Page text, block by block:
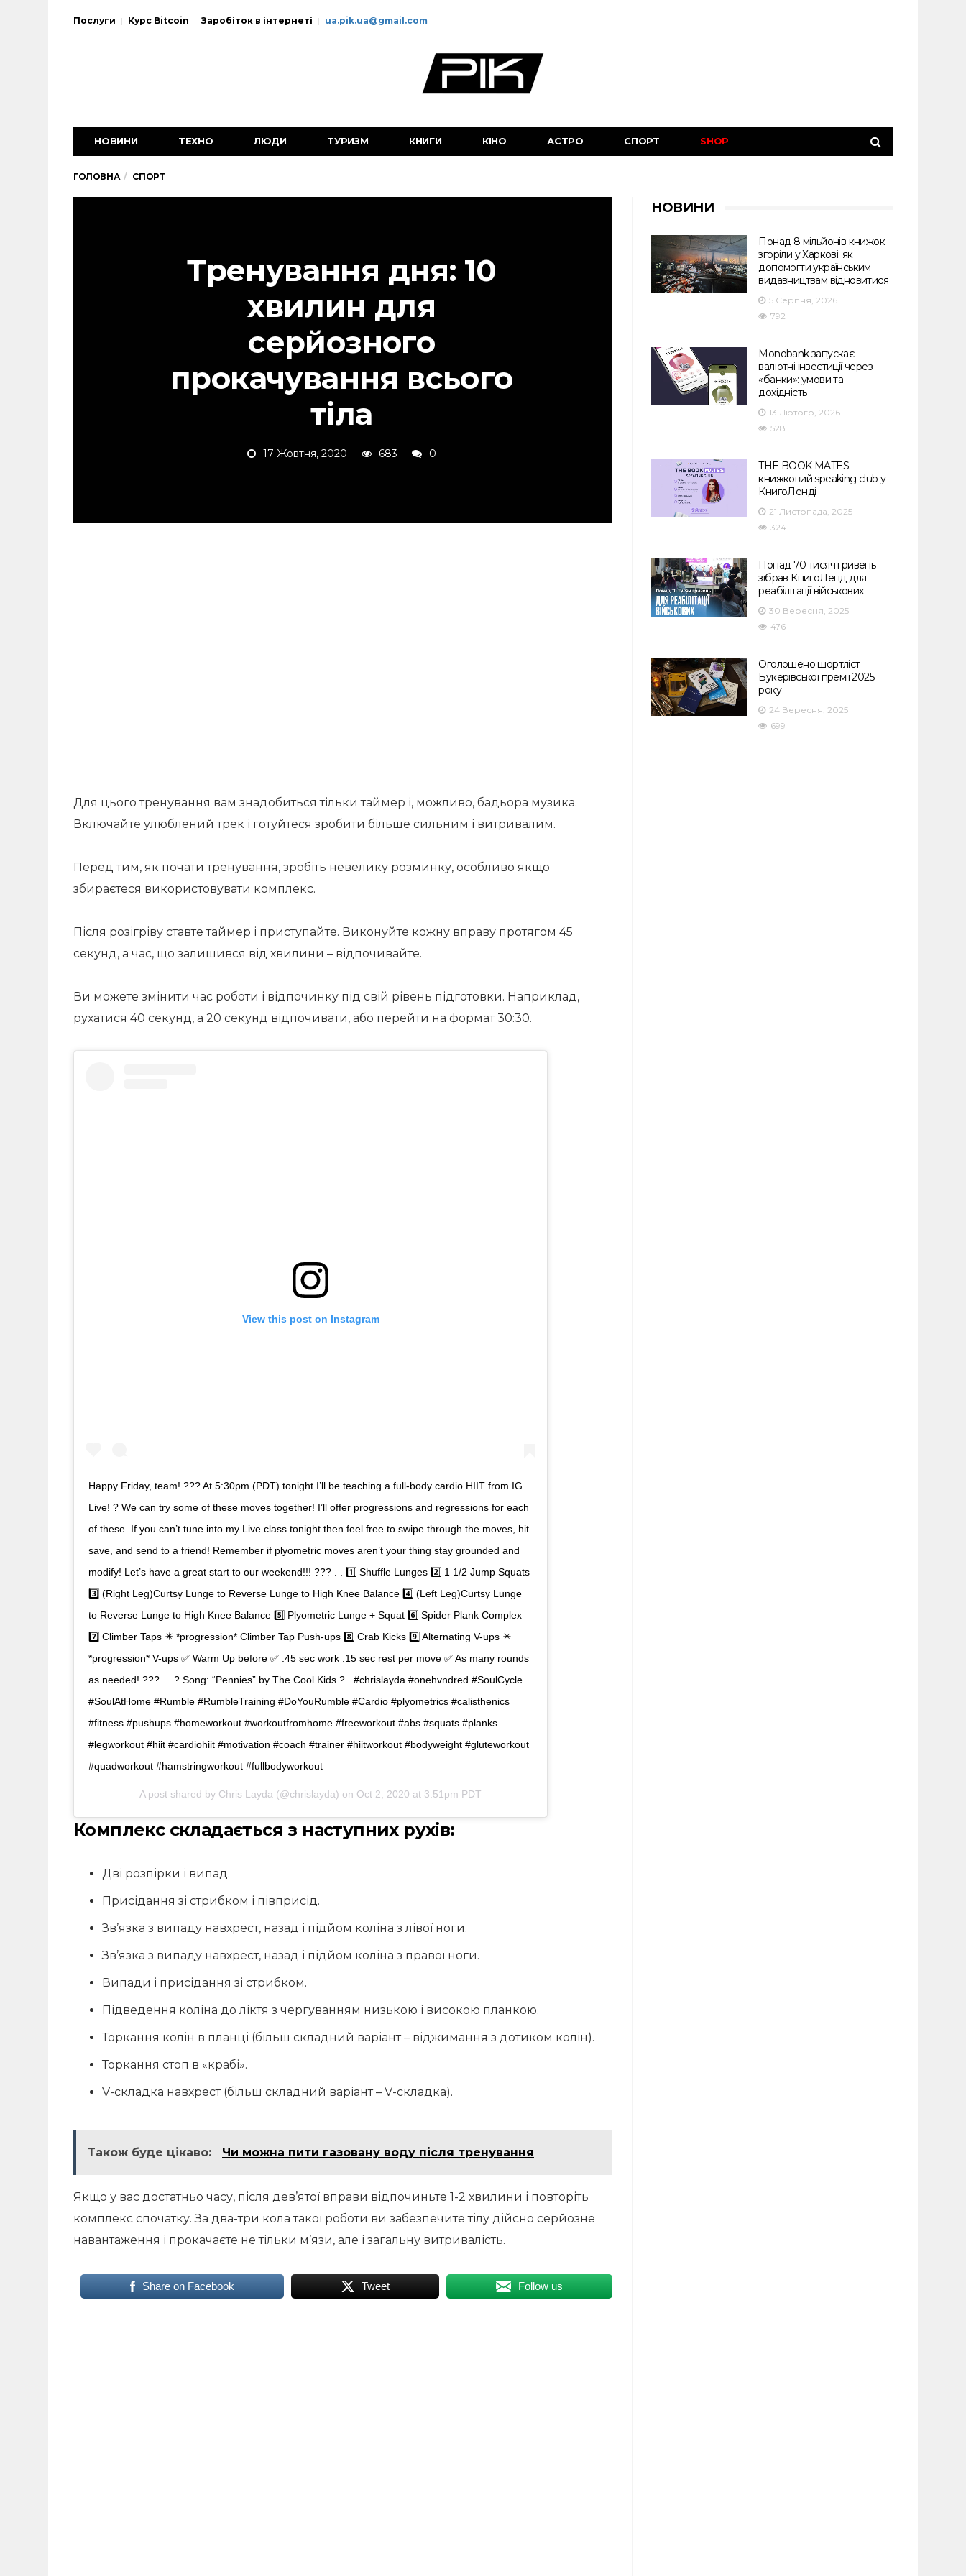
Послуги Курс Bitcoin Заробіток в інтернеті ua.pik.ua@gmail.com
НОВИНИ ТЕХНО ЛЮДИ ТУРИЗМ КНИГИ КІНО АСТРО СПОРТ SHOP
ГОЛОВНА СПОРТ
Тренування дня: 10
хвилин для
серйозного
прокачування всього
тіла
17 Жовтня, 2020 683 0
Для цього тренування вам знадобиться тільки таймер і, можливо, бадьора музика.
Включайте улюблений трек і готуйтеся зробити більше сильним і витривалим.
Перед тим, як почати тренування, зробіть невелику розминку, особливо якщо
збираєтеся використовувати комплекс.
Після розігріву ставте таймер і приступайте. Виконуйте кожну вправу протягом 45
секунд, а час, що залишився від хвилини – відпочивайте.
Ви можете змінити час роботи і відпочинку під свій рівень підготовки. Наприклад,
рухатися 40 секунд, а 20 секунд відпочивати, або перейти на формат 30:30.
View this post on Instagram
Happy Friday, team! ??? At 5:30pm (PDT) tonight I’ll be teaching a full-body cardio HIIT from IG
Live! ? We can try some of these moves together! I’ll offer progressions and regressions for each
of these. If you can’t tune into my Live class tonight then feel free to swipe through the moves, hit
save, and send to a friend! Remember if plyometric moves aren’t your thing stay grounded and
modify! Let’s have a great start to our weekend!!! ??? . . 1️⃣ Shuffle Lunges 2️⃣ 1 1/2 Jump Squats
3️⃣ (Right Leg)Curtsy Lunge to Reverse Lunge to High Knee Balance 4️⃣ (Left Leg)Curtsy Lunge
to Reverse Lunge to High Knee Balance 5️⃣ Plyometric Lunge + Squat 6️⃣ Spider Plank Complex
7️⃣ Climber Taps ✴️ *progression* Climber Tap Push-ups 8️⃣ Crab Kicks 9️⃣ Alternating V-ups ✴️
*progression* V-ups ✅ Warm Up before ✅ :45 sec work :15 sec rest per move ✅ As many rounds
as needed! ??? . . ? Song: “Pennies” by The Cool Kids ? . #chrislayda #onehvndred #SoulCycle
#SoulAtHome #Rumble #RumbleTraining #DoYouRumble #Cardio #plyometrics #calisthenics
#fitness #pushups #homeworkout #workoutfromhome #freeworkout #abs #squats #planks
#legworkout #hiit #cardiohiit #motivation #coach #trainer #hiitworkout #bodyweight #gluteworkout
#quadworkout #hamstringworkout #fullbodyworkout
A post shared by Chris Layda (@chrislayda) on Oct 2, 2020 at 3:51pm PDT
Комплекс складається з наступних рухів:
Дві розпірки і випад.
Присідання зі стрибком і півприсід.
Зв’язка з випаду навхрест, назад і підйом коліна з лівої ноги.
Зв’язка з випаду навхрест, назад і підйом коліна з правої ноги.
Випади і присідання зі стрибком.
Підведення коліна до ліктя з чергуванням низькою і високою планкою.
Торкання колін в планці (більш складний варіант – віджимання з дотиком колін).
Торкання стоп в «крабі».
V-складка навхрест (більш складний варіант – V-складка).
Також буде цікаво: Чи можна пити газовану воду після тренування
Якщо у вас достатньо часу, після дев’ятої вправи відпочиньте 1-2 хвилини і повторіть
комплекс спочатку. За два-три кола такої роботи ви забезпечите тілу дійсно серйозне
навантаження і прокачаєте не тільки м’язи, але і загальну витривалість.
Share on Facebook Tweet Follow us
НОВИНИ
Понад 8 мільйонів книжок
згоріли у Харкові: як
допомогти українським
видавництвам відновитися
5 Серпня, 2026
792
Monobank запускає
валютні інвестиції через
«банки»: умови та
дохідність
13 Лютого, 2026
528
THE BOOK MATES:
книжковий speaking club у
КнигоЛенді
21 Листопада, 2025
324
Понад 70 тисяч гривень
зібрав КнигоЛенд для
реабілітації військових
30 Вересня, 2025
476
Оголошено шортліст
Букерівської премії 2025
року
24 Вересня, 2025
699